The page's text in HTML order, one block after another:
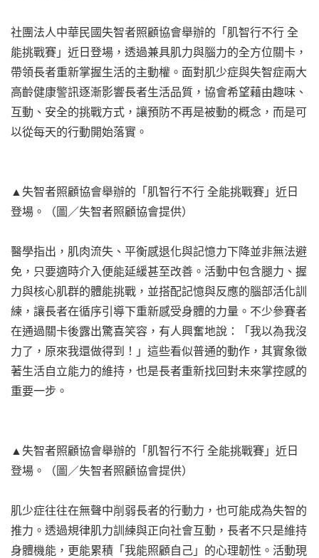
社團法人中華民國失智者照顧協會舉辦的「肌智行不行 全
能挑戰賽」近日登場，透過兼具肌力與腦力的全方位關卡，
帶領長者重新掌握生活的主動權。面對肌少症與失智症兩大
高齡健康警訊逐漸影響長者生活品質，協會希望藉由趣味、
互動、安全的挑戰方式，讓預防不再是被動的概念，而是可
以從每天的行動開始落實。
▲失智者照顧協會舉辦的「肌智行不行 全能挑戰賽」近日
登場。（圖／失智者照顧協會提供）
醫學指出，肌肉流失、平衡感退化與記憶力下降並非無法避
免，只要適時介入便能延緩甚至改善。活動中包含腿力、握
力與核心肌群的體能挑戰，並搭配記憶與反應的腦部活化訓
練，讓長者在循序引導下重新感受身體的力量。不少參賽者
在通過關卡後露出驚喜笑容，有人興奮地說：「我以為我沒
力了，原來我還做得到！」這些看似普通的動作，其實象徵
著生活自立能力的維持，也是長者重新找回對未來掌控感的
重要一步。
▲失智者照顧協會舉辦的「肌智行不行 全能挑戰賽」近日
登場。（圖／失智者照顧協會提供）
肌少症往往在無聲中削弱長者的行動力，也可能成為失智的
推力。透過規律肌力訓練與正向社會互動，長者不只是維持
身體機能，更能累積「我能照顧自己」的心理韌性。活動現